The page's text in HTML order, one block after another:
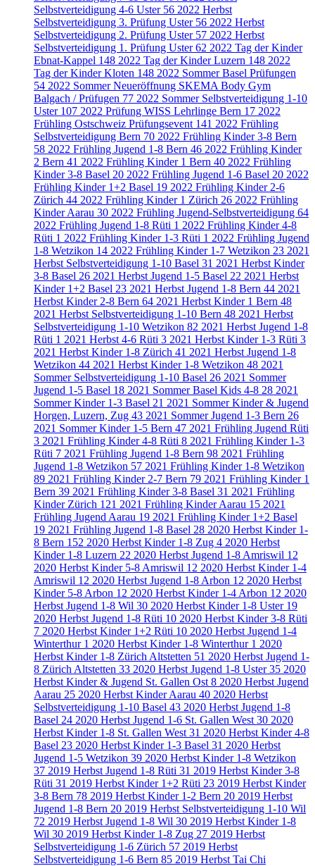
Selbstverteidigung 4-6 Uster 56 2022 Herbst
Selbstverteidigung 3. Prüfung Uster 56 2022 Herbst
Selbstverteidigung 2. Prüfung Uster 57 2022 Herbst
Selbstverteidigung 1. Prüfung Uster62 2022 Tag der Kinder
Ebnat-Kappel 148 2022 Tag der Kinder Luzern 148 2022
Tag der Kinder Kloten 148 2022 Sommer Basel Prüfungen
54 2022 Sommer Neueröffnung SKEMA Body Gym
Balgach / Prüfugen 77 2022 Sommer Selbstverteidigung 1-10
Uster 107 2022 Prüfung WISS Lehrlinge Bern 17 2022
Frühling Ostschweiz Prüfungsevent 141 2022 Frühling
Selbstverteidigung Bern 70 2022 Frühling Kinder 3-8 Bern
58 2022 Frühling Jugend 1-8 Bern 46 2022 Frühling Kinder
2 Bern 41 2022 Frühling Kinder 1 Bern 40 2022 Frühling
Kinder 3-8 Basel 20 2022 Frühling Jugend 1-6 Basel 20 2022
Frühling Kinder 1+2 Basel 19 2022 Frühling Kinder 2-6
Zürich 44 2022 Frühling Kinder 1 Zürich 26 2022 Frühling
Kinder Aarau 30 2022 Frühling Jugend-Selbstverteidigung 64
2022 Frühling Jugend 1-8 Rüti 1 2022 Frühling Kinder 4-8
Rüti 1 2022 Frühling Kinder 1-3 Rüti 1 2022 Frühling Jugend
1-8 Wetzikon 14 2022 Frühling Kinder 1-7 Wetzikon 23 2021
Herbst Selbstverteidigung 1-10 Basel 31 2021 Herbst Kinder
3-8 Basel 26 2021 Herbst Jugend 1-5 Basel 22 2021 Herbst
Kinder 1+2 Basel 23 2021 Herbst Jugend 1-8 Bern 44 2021
Herbst Kinder 2-8 Bern 64 2021 Herbst Kinder 1 Bern 48
2021 Herbst Selbstverteidigung 1-10 Bern 48 2021 Herbst
Selbstverteidigung 1-10 Wetzikon 82 2021 Herbst Jugend 1-8
Rüti 1 2021 Herbst 4-6 Rüti 3 2021 Herbst Kinder 1-3 Rüti 3
2021 Herbst Kinder 1-8 Zürich 41 2021 Herbst Jugend 1-8
Wetzikon 44 2021 Herbst Kinder 1-8 Wetzikon 48 2021
Sommer Selbstverteidigung 1-10 Basel 26 2021 Sommer
Jugend 1-5 Basel 18 2021 Sommer Basel Kids 4-8 28 2021
Sommer Kinder 1-3 Basel 21 2021 Sommer Kinder & Jugend
Horgen, Luzern, Zug 43 2021 Sommer Jugend 1-3 Bern 26
2021 Sommer Kinder 1-5 Bern 47 2021 Frühling Jugend Rüti
3 2021 Frühling Kinder 4-8 Rüti 8 2021 Frühling Kinder 1-3
Rüti 7 2021 Frühling Jugend 1-8 Bern 98 2021 Frühling
Jugend 1-8 Wetzikon 57 2021 Frühling Kinder 1-8 Wetzikon
89 2021 Frühling Kinder 2-7 Bern 79 2021 Frühling Kinder 1
Bern 39 2021 Frühling Kinder 3-8 Basel 31 2021 Frühling
Kinder Zürich 121 2021 Frühling Kinder Aarau 15 2021
Frühling Jugend Aarau 19 2021 Frühling Kinder 1+2 Basel
19 2021 Frühling Jugend 1-8 Basel 28 2020 Herbst Kinder 1-
8 Bern 152 2020 Herbst Kinder 1-8 Zug 4 2020 Herbst
Kinder 1-8 Luzern 22 2020 Herbst Jugend 1-8 Amriswil 12
2020 Herbst Kinder 5-8 Amriswil 12 2020 Herbst Kinder 1-4
Amriswil 12 2020 Herbst Jugend 1-8 Arbon 12 2020 Herbst
Kinder 5-8 Arbon 12 2020 Herbst Kinder 1-4 Arbon 12 2020
Herbst Jugend 1-8 Wil 30 2020 Herbst Kinder 1-8 Uster 19
2020 Herbst Jugend 1-8 Rüti 10 2020 Herbst Kinder 3-8 Rüti
7 2020 Herbst Kinder 1+2 Rüti 10 2020 Herbst Jugend 1-4
Winterthur 1 2020 Herbst Kinder 1-8 Winterthur 1 2020
Herbst Kinder 1-8 Zürich Altstetten 51 2020 Herbst Jugend 1-
8 Zürich Altstetten 33 2020 Herbst Jugend 1-8 Uster35 2020
Herbst Kinder & Jugend St. Gallen Ost 8 2020 Herbst Jugend
Aarau 25 2020 Herbst Kinder Aarau 40 2020 Herbst
Selbstverteidigung 1-10 Basel 43 2020 Herbst Jugend 1-8
Basel 24 2020 Herbst Jugend 1-6 St. Gallen West 30 2020
Herbst Kinder 1-8 St. Gallen West 31 2020 Herbst Kinder 4-8
Basel 23 2020 Herbst Kinder 1-3 Basel 31 2020 Herbst
Jugend 1-5 Wetzikon 39 2020 Herbst Kinder 1-8 Wetzikon
37 2019 Herbst Jugend 1-8 Rüti 31 2019 Herbst Kinder 3-8
Rüti 31 2019 Herbst Kinder 1+2 Rüti 23 2019 Herbst Kinder
3-8 Bern 78 2019 Herbst Kinder 1-2 Bern 20 2019 Herbst
Jugend 1-8 Bern 20 2019 Herbst Selbstverteidigung 1-10 Wil
72 2019 Herbst Jugend 1-8 Wil 30 2019 Herbst Kinder 1-8
Wil 30 2019 Herbst Kinder 1-8 Zug 27 2019 Herbst
Selbstverteidigung 1-6 Zürich 57 2019 Herbst
Selbstverteidigung 1-6 Bern 85 2019 Herbst Tai Chi